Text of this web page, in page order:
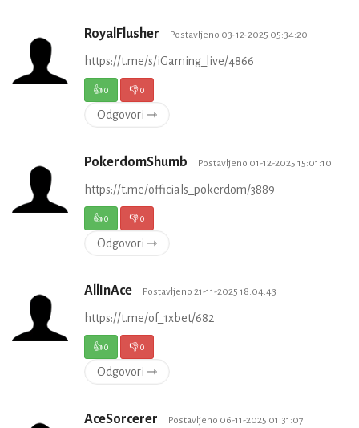
RoyalFlusher Postavljeno 03-12-2025 05:34:20
https://t.me/s/iGaming_live/4866
👍0 👎0
Odgovori ⇾
PokerdomShumb Postavljeno 01-12-2025 15:01:10
https://t.me/officials_pokerdom/3889
👍0 👎0
Odgovori ⇾
AllInAce Postavljeno 21-11-2025 18:04:43
https://t.me/of_1xbet/682
👍0 👎0
Odgovori ⇾
AceSorcerer Postavljeno 06-11-2025 01:31:07